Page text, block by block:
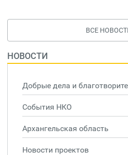
ВСЕ
НОВОСТИ
Добрые дела и
События НКО
Архангельская область
Новости проектов